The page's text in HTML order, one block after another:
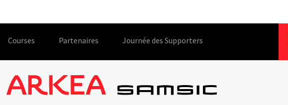
Courses Partenaires Journée des Supporters